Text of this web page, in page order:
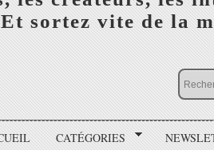
Et sortez vite de la
CATÉGORIES